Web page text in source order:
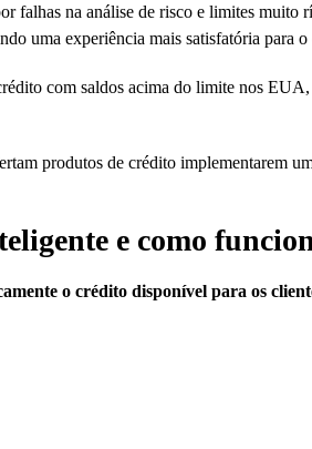
falhas na análise de risco e limites muito
uma experiência mais satisfatória para o
com saldos acima do limite nos
produtos de crédito implementarem
e como
o crédito disponível para os